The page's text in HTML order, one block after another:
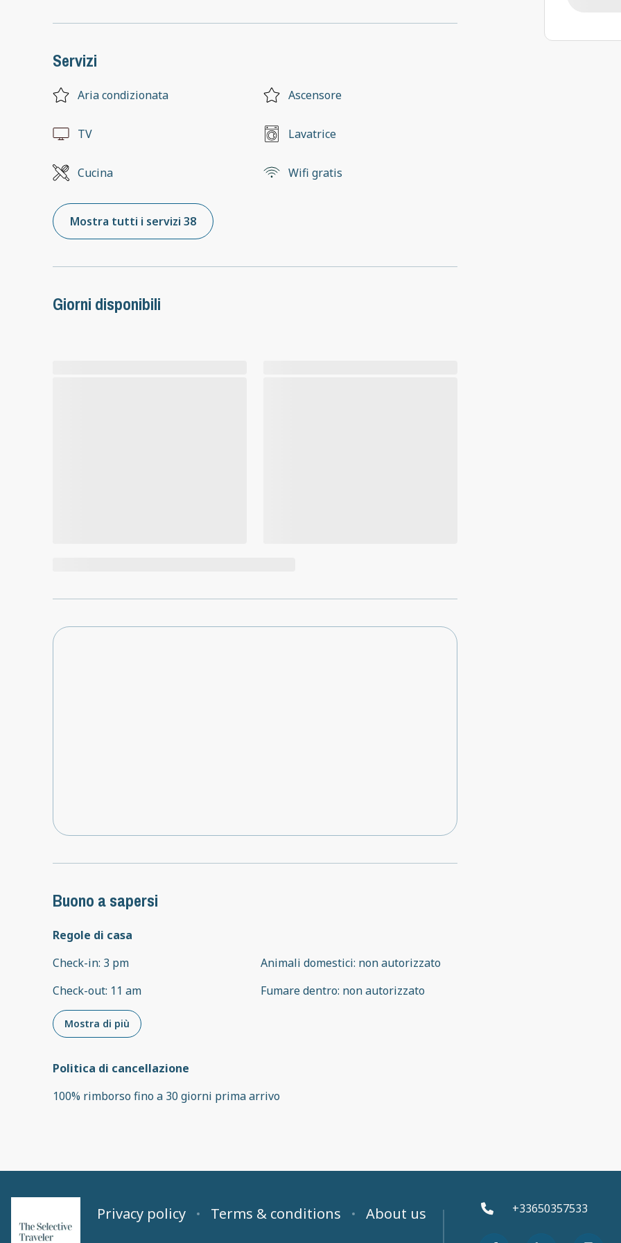
Servizi
Aria condizionata Ascensore
TV Lavatrice
Cucina Wifi gratis
Mostra tutti i servizi 38
Giorni disponibili
Buono a sapersi
Regole di casa
Check-in: 3 pm
Check-out: 11 am
Animali domestici: non autorizzato
Fumare dentro: non autorizzato
Mostra di più
Politica di cancellazione
100% rimborsofino a 30 giorni primaarrivo
Privacy policy Terms & conditions About us +33650357533